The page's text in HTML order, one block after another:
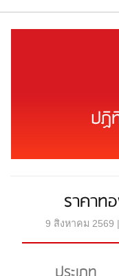
ปฏิ
ราคาท
9 สิงหาคม 2569